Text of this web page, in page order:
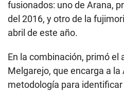
fusionados: uno de Arana,
del 2016, y otro de la
abril de este año.
En la combinación, primó
Melgarejo, que encarga a
metodología para